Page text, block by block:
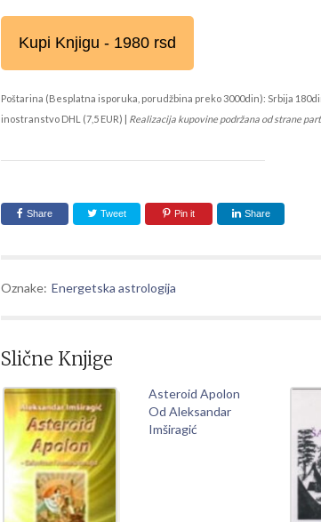
Kupi Knjigu - 1980 rsd
Poštarina (Besplatna isporuka, porudžbina preko 3000din): Srbija
inostranstvo DHL (7,5 EUR) | Realizacija kupovine podržana od strane
Share Tweet Pin it Share
Oznake: Energetska astrologija
Slične Knjige
Asteroid Apolon
Od Aleksandar
Imširagić